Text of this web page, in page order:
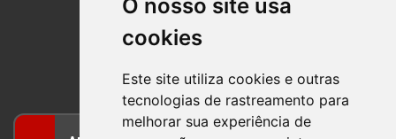
O nosso site usa
cookies
Este site utiliza cookies e outras
tecnologias de rastreamento para
melhorar sua experiência de
BOM PRINCIPIO
RIO GRANDE DO SUL